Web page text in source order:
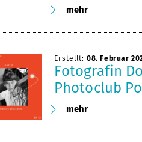
mehr
Erstellt: 08. Februar
Fotografin
Photoclub
mehr